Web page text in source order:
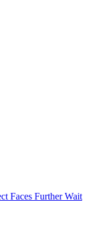
Faces Further Wait